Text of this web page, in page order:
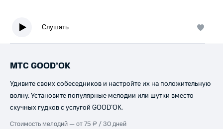
Слушать
МТС GOOD’OK
Удивите своих собеседников и настройте их на положительную
волну. Установите популярные мелодии или шутки вместо
скучных гудков с услугой GOOD’OK.
Стоимость мелодий — от 75 ₽ / 30 дней